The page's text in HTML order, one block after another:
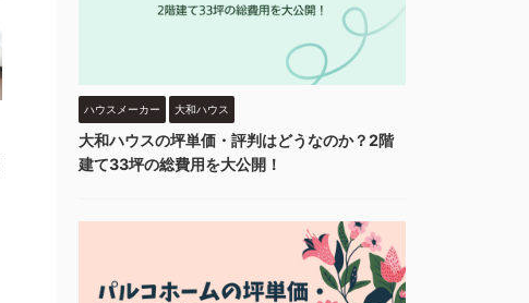
ハウスメーカー 大和ハウス
大和ハウスの坪単価・評判はどうなのか？2階
建て33坪の総費用を大公開！